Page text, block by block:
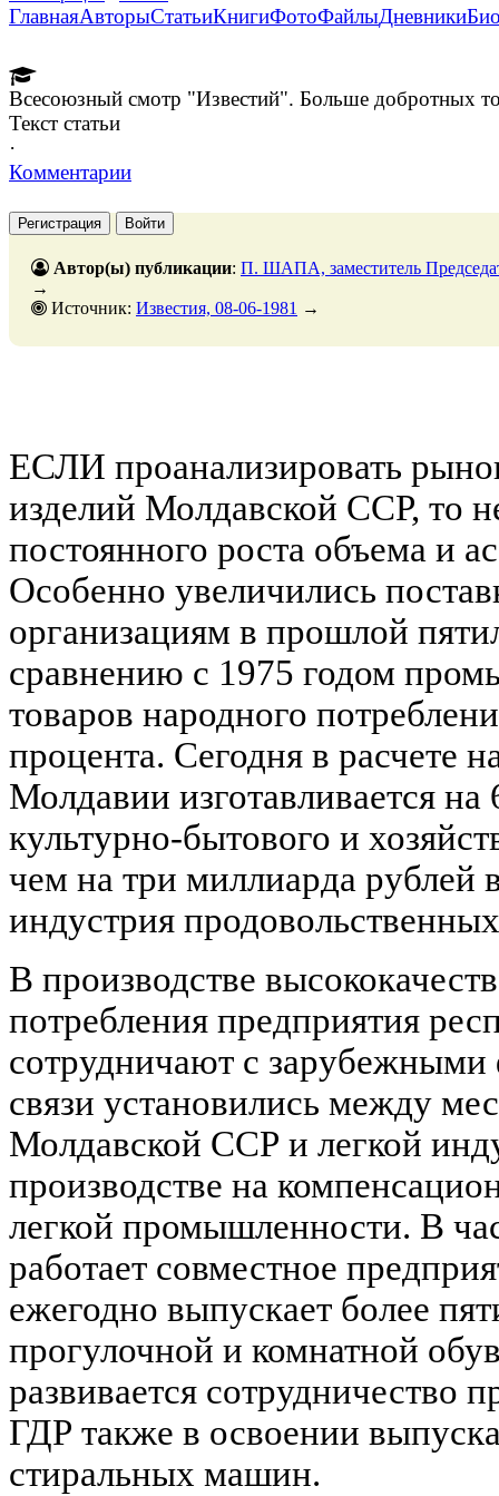
ГлавнаяАвторыСтатьиКнигиФотоФайлыДневники
Всесоюзный смотр "Известий". Больше
Текст статьи
·
Комментарии
Регистрация Войти
Автор(ы) публикации: П. ШАПА, заместитель
→
Источник: Известия, 08-06-1981 →
ЕСЛИ проанализировать
изделий Молдавской ССР, то
постоянного роста объема и
Особенно увеличились
организациям в прошлой
сравнению с 1975 годом
товаров народного
процента. Сегодня в расчете
Молдавии изготавливается на
культурно-бытового и
чем на три миллиарда рублей
индустрия
В производстве
потребления предприятия
сотрудничают с
связи установились между
Молдавской ССР и легкой
производстве на
легкой промышленности. В
работает совместное
ежегодно выпускает более
прогулочной и комнатной
развивается сотрудничество
ГДР также в освоении
стиральных машин.